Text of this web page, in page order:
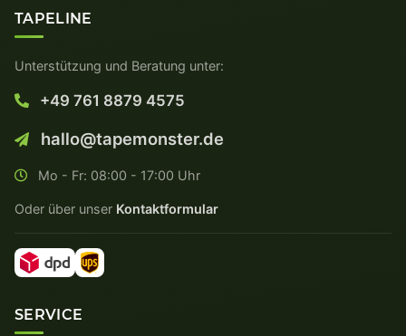
TAPELINE
Unterstützung und Beratung unter:
+49 761 8879 4575
hallo@tapemonster.de
Mo - Fr: 08:00 - 17:00 Uhr
Oder über unser Kontaktformular
SERVICE